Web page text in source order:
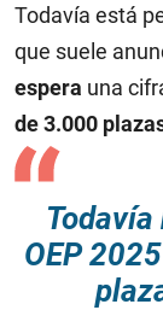
Todavía está
que suele
espera una
de 3.000
OEP